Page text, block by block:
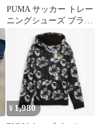
PUMA サッカー トレー
ニングシューズ ブラッ
¥ 1,980